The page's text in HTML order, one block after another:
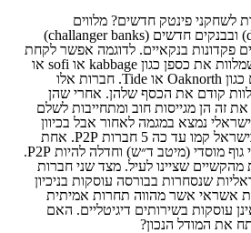
לשחקני פינטק חדשים? מלווים
דיגיטליים (digital lenders) ובבנקים חדשים (challanger banks)
פקדונות בנקאיים. לדוגמה אפשר לקחת
חברות ענק אמריקאיות שמלוות את כספן כגון kabbage או sofi או
שירותי בנקאות דיגיטליים כגון Oaknorth או Tide. חברות אלו
קודם את הכסף שלהן. אחרי שהן
זה הן מגייסות חוב ומתחייבות לשלם
נמצא במגמה לאחור אבל בכיוון
הכללי של שאר העולם. בישראל קמו עד כה 5 חברות P2P. אחת
מהן, Eloan נרכשה על ידי גוף מוסדי (מיטב ד״ש) וחדלה להיות P2P.
שציינו לעיל. מצד שני חברות
שנסחרות בבורסה עוסקות בניכיון
אשראי אשר מהווה תחרות אמיתית
עוסקות בשירותים דיגיטליים. האם
את המודל הנכון?